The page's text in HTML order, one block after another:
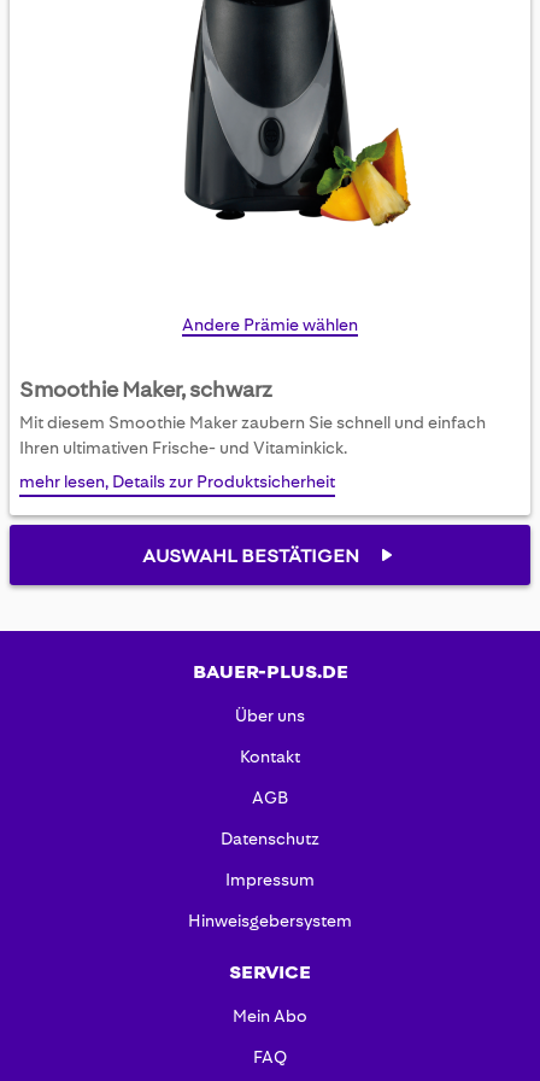
Skip
beginning
of
the
images
Andere Prämie wählen
Smoothie Maker, schwarz
Mit diesem Smoothie Maker zaubern Sie schnell und einfach
Ihren ultimativen Frische- und Vitaminkick.
mehr lesen, Details zur Produktsicherheit
AUSWAHL BESTÄTIGEN
BAUER-PLUS.DE
Über uns
Kontakt
AGB
Datenschutz
Impressum
Hinweisgebersystem
SERVICE
Mein Abo
FAQ